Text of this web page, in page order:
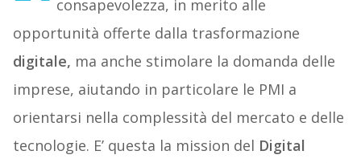
consapevolezza, in merito alle
opportunità offerte dalla trasformazione
digitale, ma anche stimolare la domanda delle
imprese, aiutando in particolare le PMI a
orientarsi nella complessità del mercato e delle
tecnologie. E’ questa la mission del Digital